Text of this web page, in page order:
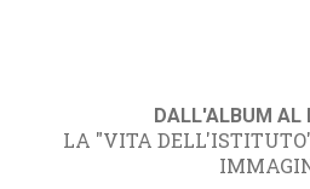
DALL'ALBUM AL
LA "VITA